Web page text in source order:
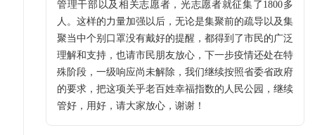
管理干部以及相关志愿者，光志愿者就征集了1800多
人。这样的力量加强以后，无论是集聚前的疏导以及集
聚当中个别口罩没有戴好的提醒，都得到了市民的广泛
理解和支持，也请市民朋友放心，下一步疫情还处在特
殊阶段，一级响应尚未解除，我们继续按照省委省政府
的要求，把这项关乎老百姓幸福指数的人民公园，继续
管好，用好，请大家放心，谢谢！